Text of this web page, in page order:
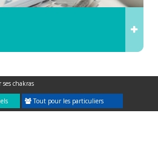
chakras
Tout pour les particuliers